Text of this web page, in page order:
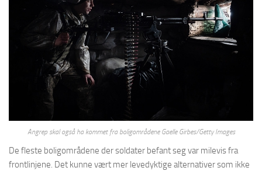
Angrep skal også ha kommet fra boligområdene Gaelle Girbes/Getty Images
De fleste boligområdene der soldater befant seg var milevis fra
frontlinjene. Det kunne vært mer levedyktige alternativer som ikke